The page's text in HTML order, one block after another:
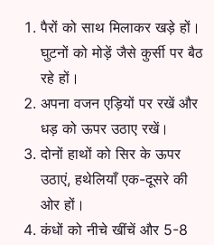
पैरों को साथ मिलाकर खड़े हों।
घुटनों को मोड़ें जैसे कुर्सी पर बैठ
रहे हों।
अपना वजन एड़ियों पर रखें और
धड़ को ऊपर उठाए रखें।
दोनों हाथों को सिर के ऊपर
उठाएं, हथेलियाँ एक-दूसरे की
ओर हों।
कंधों को नीचे खींचें और 5-8